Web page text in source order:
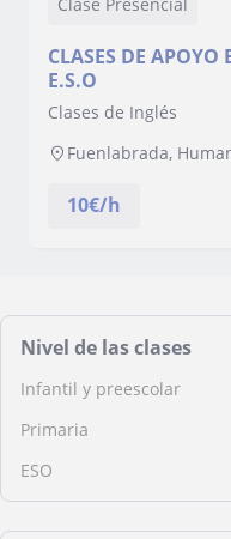
CLASES DE
E.S.O
Clases de Inglés
Fuenlabrada,
10€/h
Nivel de las clases
Infantil y preescolar
Primaria
ESO